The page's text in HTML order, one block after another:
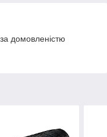
домовленістю